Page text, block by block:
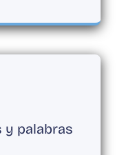
y palabras